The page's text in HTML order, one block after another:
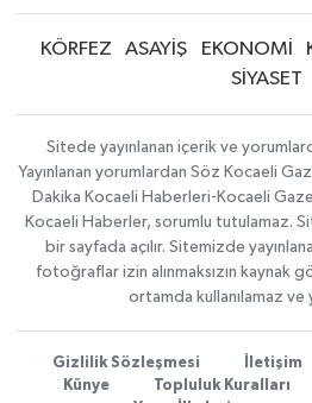
KÖRFEZ ASAYİŞ EKONOMİ
SİYASET
Sitede yayınlanan içerik ve
Yayınlanan yorumlardan Söz Kocaeli
Dakika Kocaeli Haberleri-Kocaeli
Kocaeli Haberler, sorumlu tutulamaz.
bir sayfada açılır. Sitemizde
fotoğraflar izin alınmaksızın kaynak
ortamda kullanılamaz ve
Gizlilik Sözleşmesi
İletişim
Künye
Topluluk Kuralları